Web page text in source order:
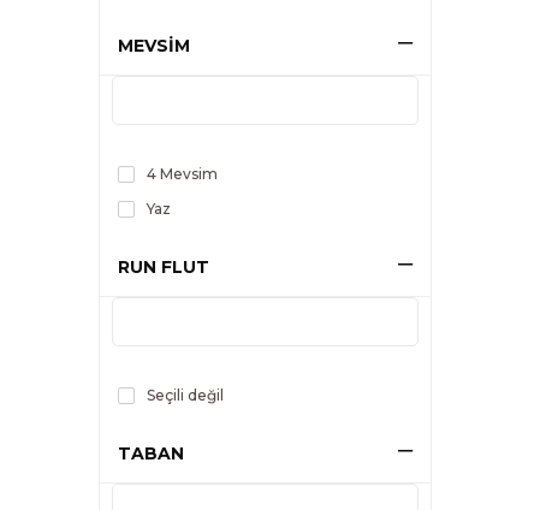
MEVSİM
4 Mevsim
Yaz
RUN FLUT
Seçili değil
TABAN